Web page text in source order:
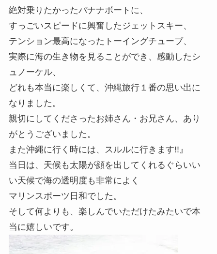
絶対乗りたかったバナナボートに、
すっごいスピードに興奮したジェットスキー、
テンション最高になったトーイングチューブ、
実際に海の生き物を見ることができ、感動したシ
ュノーケル、
どれも本当に楽しくて、沖縄旅行１番の思い出に
なりました。
親切にしてくださったお姉さん・お兄さん、あり
がとうございました。
また沖縄に行く時には、スルルに行きます!!』
当日は、天候も太陽が顔を出してくれるぐらいい
い天候で海の透明度も非常によく
マリンスポーツ日和でした。
そして何よりも、楽しんでいただけたみたいで本
当に嬉しいです。